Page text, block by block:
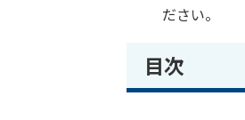
ださい。
目次